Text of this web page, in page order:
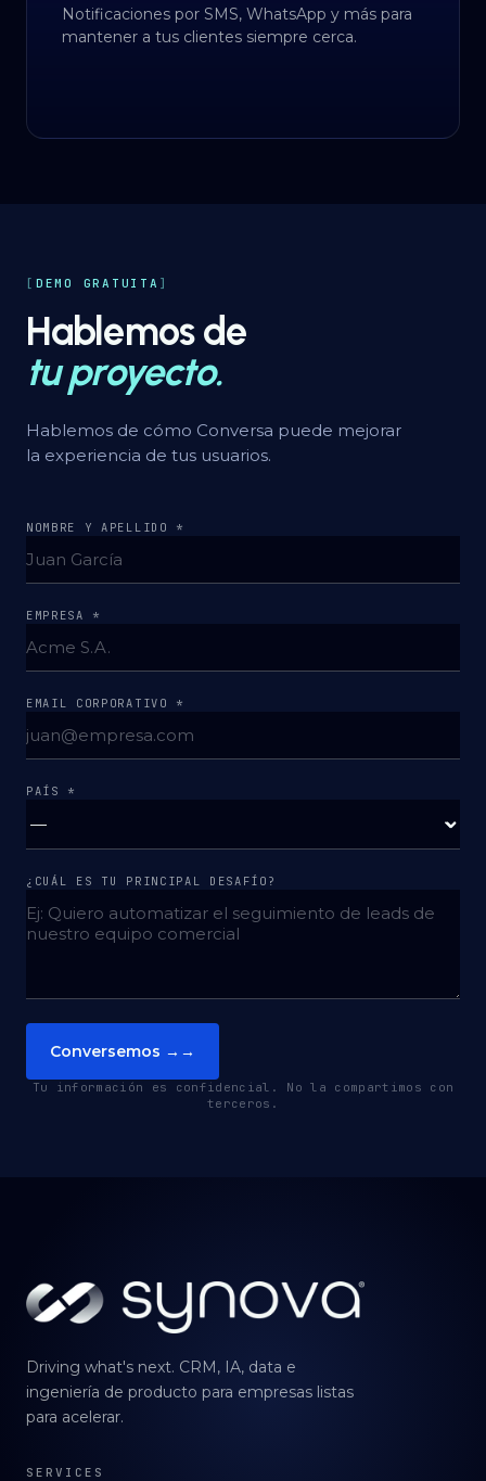
Notificaciones por SMS, WhatsApp y más para
mantener a tus clientes siempre cerca.
DEMO GRATUITA
Hablemos de
tu proyecto.
Hablemos de cómo Conversa puede mejorar
la experiencia de tus usuarios.
NOMBRE Y APELLIDO *
EMPRESA *
EMAIL CORPORATIVO *
PAÍS *
¿CUÁL ES TU PRINCIPAL DESAFÍO?
Conversemos → →
Tu información es confidencial. No la compartimos con
terceros.
Driving what's next. CRM, IA, data e
ingeniería de producto para empresas listas
para acelerar.
SERVICES